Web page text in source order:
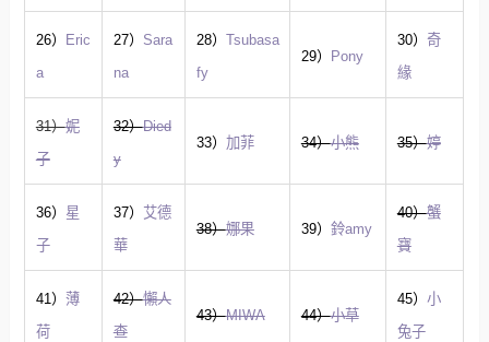
26）
Eric
a
27） Sara
na
28） Tsubasa
fy
29） Pony
30） 奇
緣
31）妮
子
32）Died
y
33） 加菲 34）小熊 35）婷
36） 星
子
37） 艾德
華
38）娜果 39） 鈴amy
40）蟹
寶
41） 薄
荷
42）懶人
查
43）MIWA 44）小草
45） 小
兔子